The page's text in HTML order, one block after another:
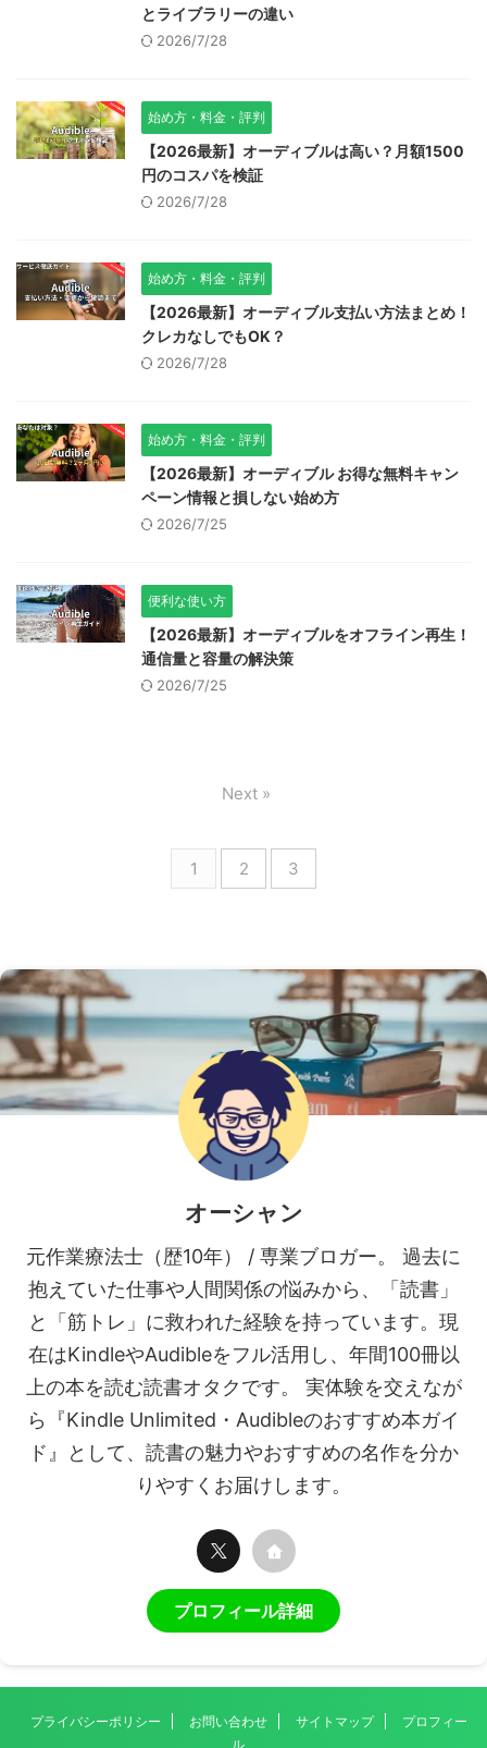
とライブラリーの違い
2026/7/28
始め方・料金・評判
【2026最新】オーディブルは高い？月額1500
円のコスパを検証
2026/7/28
始め方・料金・評判
【2026最新】オーディブル支払い方法まとめ！
クレカなしでもOK？
2026/7/28
始め方・料金・評判
【2026最新】オーディブル お得な無料キャン
ペーン情報と損しない始め方
2026/7/25
便利な使い方
【2026最新】オーディブルをオフライン再生！
通信量と容量の解決策
2026/7/25
1 2 3
Next »
オーシャン
元作業療法士（歴10年） / 専業ブロガー。 過去に
抱えていた仕事や人間関係の悩みから、「読書」
と「筋トレ」に救われた経験を持っています。現
在はKindleやAudibleをフル活用し、年間100冊以
上の本を読む読書オタクです。 実体験を交えなが
ら『Kindle Unlimited・Audibleのおすすめ本ガイ
ド』として、読書の魅力やおすすめの名作を分か
りやすくお届けします。
プロフィール詳細
プライバシーポリシー お問い合わせ サイトマップ
プロフィー
ル